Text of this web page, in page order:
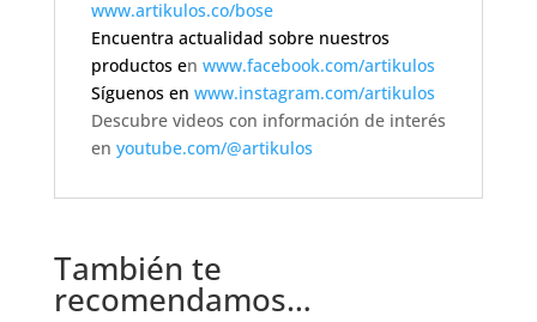
www.artikulos.co/bose
Encuentra actualidad sobre nuestros
productos en www.facebook.com/artikulos
Síguenos en www.instagram.com/artikulos
Descubre videos con información de interés
en youtube.com/@artikulos
También te
recomendamos…